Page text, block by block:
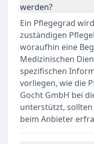
werden?
Ein Pflegegrad
zuständigen
woraufhin eine
Medizinischen
spezifischen
vorliegen, wie die
Gocht GmbH bei
unterstützt,
beim Anbieter